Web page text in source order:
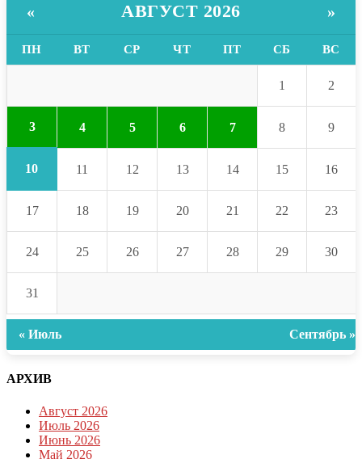
« АВГУСТ 2026 »
ПН ВТ СР ЧТ ПТ СБ ВС
1 2
3 4 5 6 7 8 9
10 11 12 13 14 15 16
17 18 19 20 21 22 23
24 25 26 27 28 29 30
31
« Июль Сентябрь »
АРХИВ
Август 2026
Июль 2026
Июнь 2026
Май 2026